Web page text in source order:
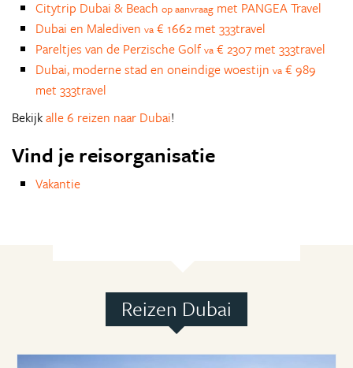
Citytrip Dubai & Beach op aanvraag met PANGEA Travel
Dubai en Malediven va € 1662 met 333travel
Pareltjes van de Perzische Golfva € 2307 met 333travel
Dubai, moderne stad en oneindige woestijn va € 989
met 333travel
Bekijkalle 6 reizen naar Dubai!
Vind je reisorganisatie
Vakantie
Reizen Dubai